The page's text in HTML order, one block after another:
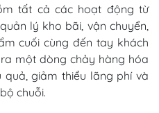
tất cả các hoạt động từ
lý kho bãi, vận chuyển,
cuối cùng đến tay khách
một dòng chảy hàng hóa
quả, giảm thiểu lãng phí và
chuỗi.